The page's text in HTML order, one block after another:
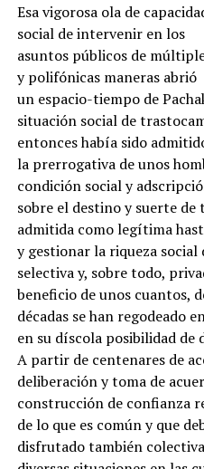
Esa vigorosa ola de
social de intervenir en los
asuntos públicos de
y polifónicas maneras abrió
un espacio-tiempo de
situación social de
entonces había sido
la prerrogativa de unos
condición social y
sobre el destino y suerte de
admitida como legítima
y gestionar la riqueza social
selectiva y, sobre todo,
beneficio de unos cuantos,
décadas se han regodeado
en su díscola posibilidad de
A partir de centenares de
deliberación y toma de
construcción de confianza
de lo que es común y que
disfrutado también